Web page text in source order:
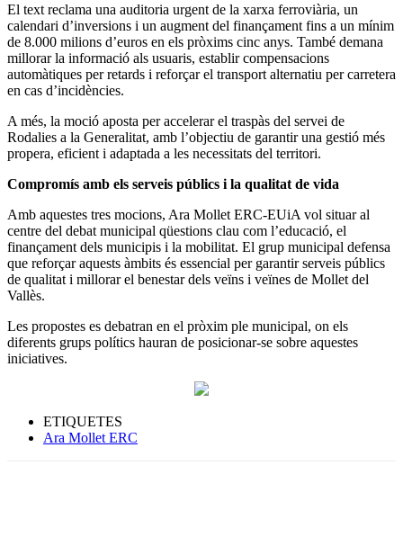
El text reclama una auditoria urgent de la xarxa ferroviària, un
calendari d’inversions i un augment del finançament fins a un mínim
de 8.000 milions d’euros en els pròxims cinc anys. També demana
millorar la informació als usuaris, establir compensacions
automàtiques per retards i reforçar el transport alternatiu per carretera
en cas d’incidències.
A més, la moció aposta per accelerar el traspàs del servei de
Rodalies a la Generalitat, amb l’objectiu de garantir una gestió més
propera, eficient i adaptada a les necessitats del territori.
Compromís amb els serveis públics i la qualitat de vida
Amb aquestes tres mocions, Ara Mollet ERC-EUiA vol situar al
centre del debat municipal qüestions clau com l’educació, el
finançament dels municipis i la mobilitat. El grup municipal defensa
que reforçar aquests àmbits és essencial per garantir serveis públics
de qualitat i millorar el benestar dels veïns i veïnes de Mollet del
Vallès.
Les propostes es debatran en el pròxim ple municipal, on els
diferents grups polítics hauran de posicionar-se sobre aquestes
iniciatives.
ETIQUETES
Ara Mollet ERC